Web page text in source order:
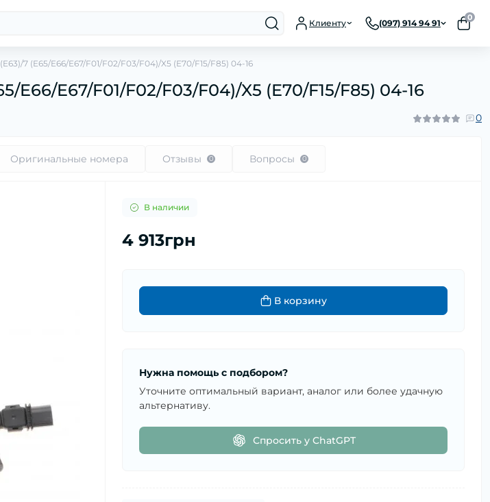
Клиенту (097) 914 94 91
0
7 (E65/E66/E67/F01/F02/F03/F04)/X5 (E70/F15/F85) 04-16
E66/E67/F01/F02/F03/F04)/X5 (E70/F15/F85) 04-16
0
Оригинальные номера Отзывы 0 Вопросы 0
В наличии
4 913грн
В корзину
Нужна помощь с подбором?
Уточните оптимальный вариант, аналог или более удачную
альтернативу.
Спросить у ChatGPT